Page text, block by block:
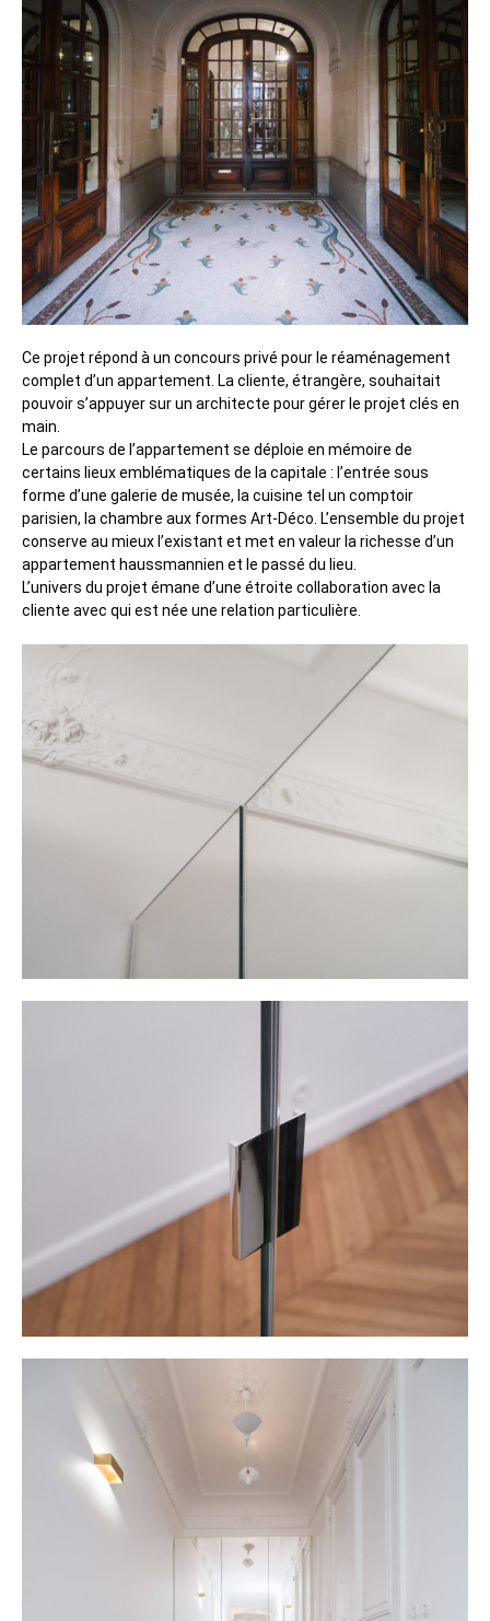
Ce projet répond à un concours privé pour le réaménagement
complet d’un appartement. La cliente, étrangère, souhaitait
pouvoir s’appuyer sur un architecte pour gérer le projet clés en
main.
Le parcours de l’appartement se déploie en mémoire de
certains lieux emblématiques de la capitale : l’entrée sous
forme d’une galerie de musée, la cuisine tel un comptoir
parisien, la chambre aux formes Art-Déco. L’ensemble du projet
conserve au mieux l’existant et met en valeur la richesse d’un
appartement haussmannien et le passé du lieu.
L’univers du projet émane d’une étroite collaboration avec la
cliente avec qui est née une relation particulière.